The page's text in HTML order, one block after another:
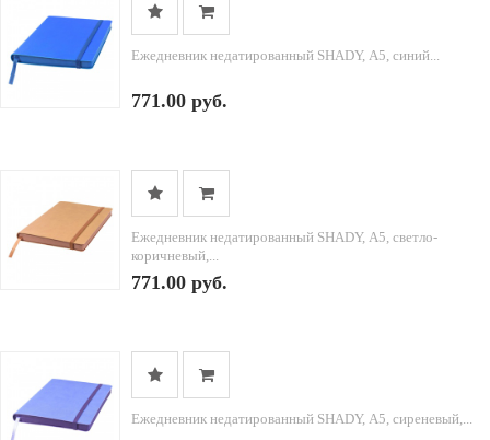
Ежедневник недатированный SHADY, А5, синий...
771.00 руб.
Ежедневник недатированный SHADY, А5, светло-
коричневый,...
771.00 руб.
Ежедневник недатированный SHADY, А5, сиреневый,...